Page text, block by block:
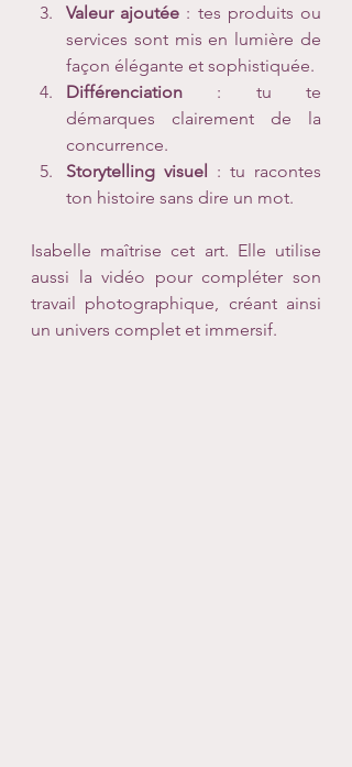
Valeur ajoutée : tes produits ou
services sont mis en lumière de
façon élégante et sophistiquée.
Différenciation : tu te
démarques clairement de la
concurrence.
Storytelling visuel : tu racontes
ton histoire sans dire un mot.
Isabelle maîtrise cet art. Elle utilise
aussi la vidéo pour compléter son
travail photographique, créant ainsi
un univers complet et immersif.